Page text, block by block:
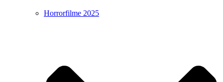
Horrorfilme 2025